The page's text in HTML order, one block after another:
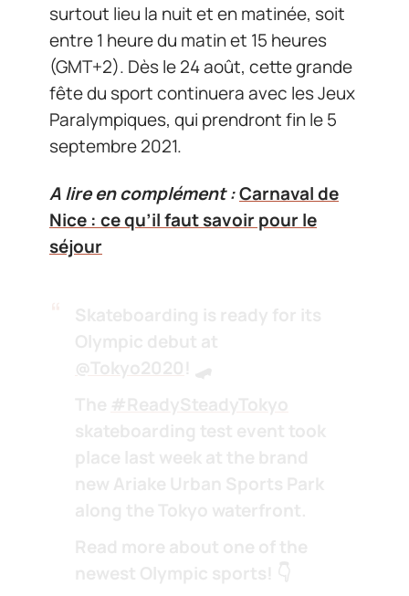
surtout lieu la nuit et en matinée, soit
entre 1 heure du matin et 15 heures
(GMT+2). Dès le 24 août, cette grande
fête du sport continuera avec les Jeux
Paralympiques, qui prendront fin le 5
septembre 2021.
A lire en complément :Carnaval de
Nice : ce qu’il faut savoir pour le
séjour